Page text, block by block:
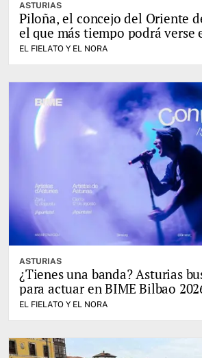
ASTURIAS
Piloña, el concejo del Oriente
el que más tiempo podrá verse
EL FIELATO Y EL NORA
ASTURIAS
¿Tienes una banda? Asturias
para actuar en BIME Bilbao
EL FIELATO Y EL NORA